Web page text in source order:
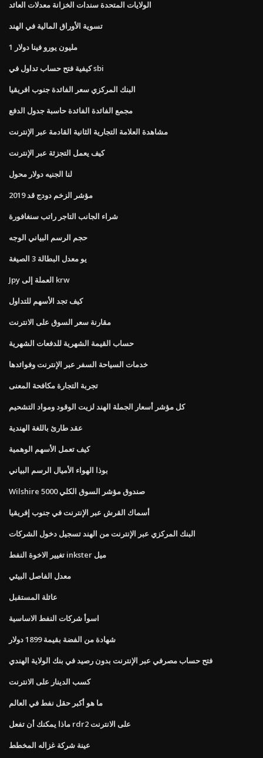
الولايات المتحدة سندات الخزانة معدلات العائد
تسوية الأوراق المالية في الهند
1 مليون يورو فينا دولار
كيفية فتح حساب تداول في sbi
البنك المركزي سعر الفائدة جنوب افريقيا
مجمع الفائدة الفائدة حاسبة جدول الدفع
مشاهدة العلامة التجارية الثانية القادمة عبر الإنترنت
كيف يعمل التجزئة عبر الإنترنت
لنا الجنيه دولار محول
مؤشر الزخم دودج قد 2019
شراء الجانب التاجر راتب سنغافورة
حجم الرسم البياني الوجه
يو معدل البطالة 3 الصيغة
Jpy العملة إلى krw
كيف تجد الأسهم للتداول
مقارنة سعر السوق على الانترنت
حساب القيمة الشهرية للدفعات الشهرية
خدمات السياحة السفر عبر الإنترنت وفوائدها
تجربة التجارة مكافحة المعنى
كل مؤشر أسعار الجملة الهند لزيت الوقود ومواد التشحيم
عقد طارئ باللغة الهندية
كيف تعمل الأسهم الوهمية
بوذا الهواء الأميال الرسم البياني
Wilshire 5000 صندوق مؤشر السوق الكلي
أسماك القرش عبر الإنترنت في جنوب إفريقيا
البنك المركزي عبر الإنترنت من الهند تسجيل دخول الشركات
تغيير الاخوة النفط inkster ميل
معدل الفاصل البيئي
عائلة المستقبل
اسوأ شركات النفط الاساسية
شهادة من الفضة بقيمة 1899 دولار
فتح حساب مصرفي عبر الإنترنت بدون رصيد في بنك الولاية الهندي
كسب الدينار على الانترنت
ما هو أكبر حقل نفط في العالم
ماذا يمكنك أن تفعل rdr2 على الانترنت
عينة شركة غزاله المخطط